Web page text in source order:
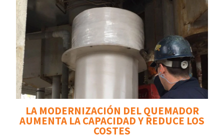
LA MODERNIZACIÓN DEL QUEMADOR
AUMENTA LA CAPACIDAD Y REDUCE LOS
COSTES